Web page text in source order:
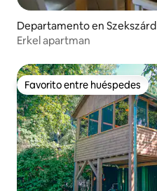
Departamento en Szekszárd
Erkel apartman
Favorito entre huéspedes
Favorito entre huéspedes